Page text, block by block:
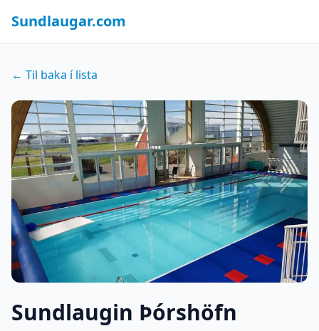
Sundlaugar.com
← Til baka í lista
Sundlaugin Þórshöfn